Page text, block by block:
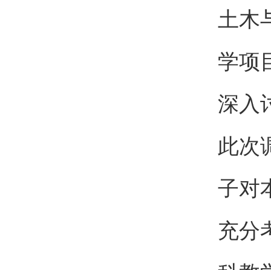
土木
学项
深入
此次
子对
充分